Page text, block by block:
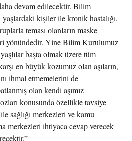
devam edilecektir. Bilim
kişiler ile kronik hastalığı,
teması olanların maske
yönündedir. Yine Bilim Kurulumuz
başta olmak üzere tüm
en büyük kozumuz olan aşıların,
ihmal etmemelerini de
olan kendi aşımız
konusunda özellikle tavsiye
sağlığı merkezleri ve kamu
merkezleri ihtiyaca cevap verecek